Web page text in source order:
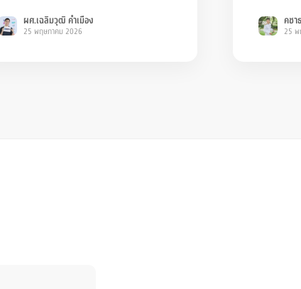
ผศ.เฉลิมวุฒิ คำเมือง
25 พฤษภาคม 2026
คชา
25